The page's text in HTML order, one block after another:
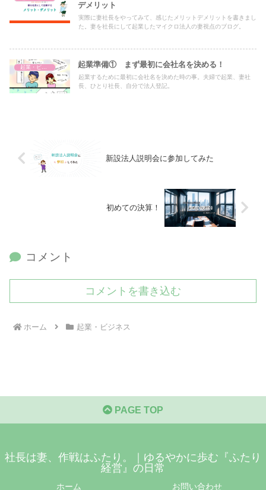
デメリット
実際に妻社長をやってみて、感じたメリットデメリットを書きまし
た。妻を社長にして起業したマイクロ法人の妻視点のブログ。
起業・ビジネス 起業準備① まず最初に会社名を決める！
起業するために最初に会社名を決めた時の事。夫婦で起業、妻社
長、ひとり社長、自分で法人登記。
新設法人説明会に参加してみた
初めての決算！
コメント
コメントを書き込む
ホーム 起業・ビジネス
PAGE TOP
社長は妻、作戦はふたり。｜ゆるやかに歩む『ふたり
経営』の日常
ホーム お問い合わせ